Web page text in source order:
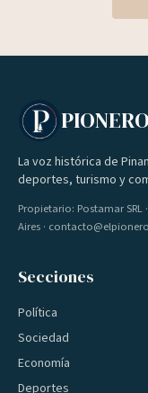
PIONERO
La voz histórica de
deportes, turismo y
Propietario: Postamar SRL
Aires ·
Secciones
Política
Sociedad
Economía
Deportes